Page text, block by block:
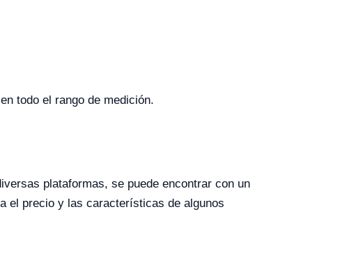
todo el rango de medición.
plataformas, se puede encontrar con un
el precio y las características de algunos